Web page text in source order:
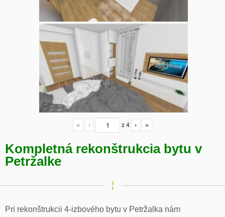
« ‹ z4 › »
Kompletná rekonštrukcia bytu v
Petržalke
Pri rekonštrukcii 4-izbového bytu v Petržalka nám